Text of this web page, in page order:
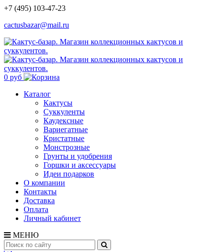
+7 (495) 103-47-23
cactusbazar@mail.ru
0 руб
Каталог
Кактусы
Суккуленты
Каудексные
Вариегатные
Кристатные
Монстрозные
Грунты и удобрения
Горшки и аксессуары
Идеи подарков
О компании
Контакты
Доставка
Оплата
Личный кабинет
МЕНЮ